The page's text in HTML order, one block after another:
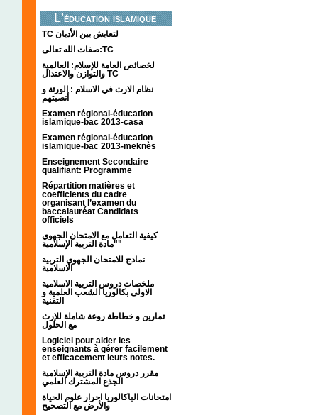
L'éducation islamique
TC لتعايش بين الأديان
صفات الله تعالى:TC
لخصائص العامة للإسلام: العالمية
والتوازن والاعتدال TC
نظام الارث في الاسلام : الورثة و
أنصبتهم
Examen régional-éducation
islamique-bac 2013-casa
Examen régional-éducation
islamique-bac 2013-meknès
Enseignement Secondaire
qualifiant: Programme
Répartition matières et
coefficients du cadre
organisant l’examen du
baccalauréat Candidats
officiels
كيفية التعامل مع الامتحان الجهوي
"مادة التربية الإسلامية"
نمادج للامتحان الجهوي التربية
الاسلامية
ملخصات دروس التربية الاسلامية
الاولى بكالوريا الشعب العلمية و
التقنية
تمارين و خطاطة روعة شاملة للإرث
مع الحلول
Logiciel pour aider les
enseignants à gérer facilement
et efficacement leurs notes.
مقرر دروس مادة التربية الإسلامية
الجذع المشترك العلمي
امتحانات الباكالوريا احرار علوم الحياة
والأرض مع التصحيح